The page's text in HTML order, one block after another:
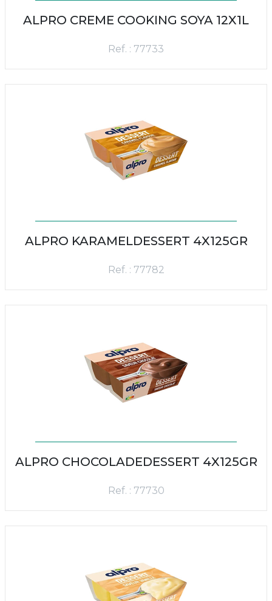
ALPRO CREME COOKING SOYA 12X1L
Ref. : 77733
ALPRO KARAMELDESSERT 4X125GR
Ref. : 77782
ALPRO CHOCOLADEDESSERT 4X125GR
Ref. : 77730